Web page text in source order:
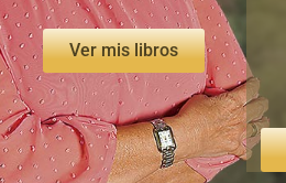
Ver mis libros